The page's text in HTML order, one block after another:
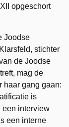
opgeschort
Joodse
stichter
de Joodse
mag de
haar gang gaan:
is
een interview
een interne